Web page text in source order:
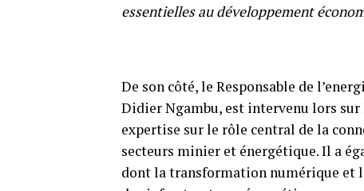
essentielles au développement
De son côté, le Responsable de
Didier Ngambu, est intervenu lors
expertise sur le rôle central de la
secteurs minier et énergétique. Il a
dont la transformation numérique et